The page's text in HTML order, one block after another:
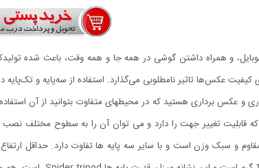
و همراه داشتن گوشی در همه جا و همه وقت، باعث شده
عکس‌ها تاثیر نامطلوبی می‌گذارد. استفاده از سه‌پایه و